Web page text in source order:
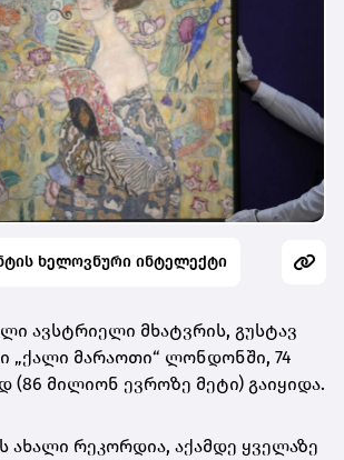
ხელოვნური ინტელექტი
ავსტრიელი მხატვრის, გუსტავ
„ქალი მარაოთი“ ლონდონში, 74
(86 მილიონ ევროზე მეტი) გაიყიდა.
ახალი რეკორდია, აქამდე ყველაზე